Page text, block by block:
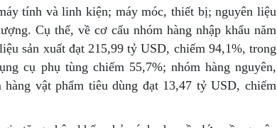
tính và linh kiện; máy móc, thiết bị; nguyên liệu
Cụ thể, về cơ cấu nhóm hàng nhập khẩu năm
sản xuất đạt 215,99 tỷ USD, chiếm 94,1%, trong
cụ phụ tùng chiếm 55,7%; nhóm hàng nguyên,
vật phẩm tiêu dùng đạt 13,47 tỷ USD, chiếm